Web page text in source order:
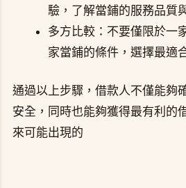
驗，了解當鋪的服務品質
多方比較：不要僅限於一
家當鋪的條件，選擇最適
通過以上步驟，借款人不僅能夠
安全，同時也能夠獲得最有利的
來可能出現的